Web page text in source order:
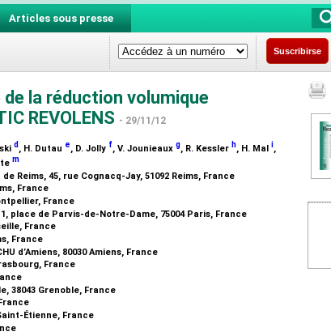
Articles sous presse
Suscribirse
la réduction volumique
REVOLENS - 29/11/12
d , H. Dutau e, D. Jolly f, V. Jounieaux g, R. Kessler h, H. Mal i,
m
Reims, 45, rue Cognacq-Jay, 51092 Reims, France
France
France
place de Parvis-de-Notre-Dame, 75004 Paris, France
France
France
d’Amiens, 80030 Amiens, France
France
38043 Grenoble, France
Étienne, France